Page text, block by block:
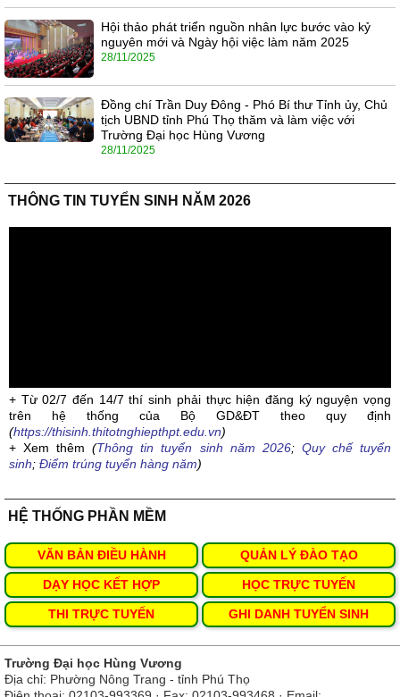
Hội thảo phát triển nguồn nhân lực bước vào kỷ
nguyên mới và Ngày hội việc làm năm 2025
28/11/2025
Đồng chí Trần Duy Đông - Phó Bí thư Tỉnh ủy, Chủ
tịch UBND tỉnh Phú Thọ thăm và làm việc với
Trường Đại học Hùng Vương
28/11/2025
THÔNG TIN TUYỂN SINH NĂM 2026
+ Từ 02/7 đến 14/7 thí sinh phải thực hiện đăng ký nguyện vọng
trên hệ thống của Bộ GD&ĐT theo quy định
(https://thisinh.thitotnghiepthpt.edu.vn)
+ Xem thêm(Thông tin tuyển sinh năm 2026; Quy chế tuyển
sinh; Điểm trúng tuyển hàng năm)
HỆ THỐNG PHẦN MỀM
VĂN BẢN ĐIỀU HÀNH QUẢN LÝ ĐÀO TẠO
DẠY HỌC KẾT HỢP HỌC TRỰC TUYẾN
THI TRỰC TUYẾN GHI DANH TUYỂN SINH
Trường Đại học Hùng Vương
Địa chỉ: Phường Nông Trang - tỉnh Phú Thọ